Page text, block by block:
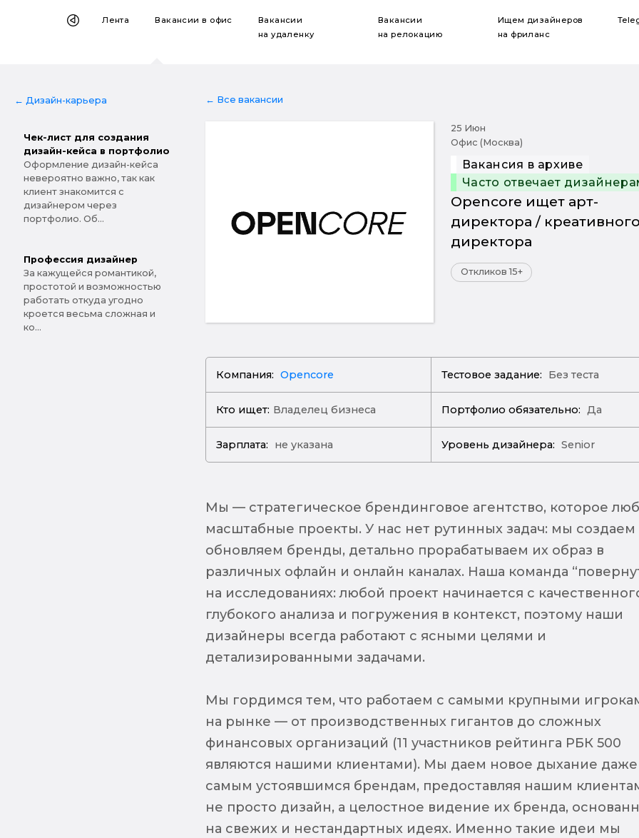
Лента Вакансиив офис
Вакансии
на удаленку
Вакансии
на релокацию
Ищем дизайнеров
на фриланс
← Дизайн-карьера
Чек-лист для создания
дизайн-кейса в портфолио
Оформление дизайн-кейса
невероятно важно, так как
клиент знакомится с
дизайнером через
портфолио. Об...
Профессия дизайнер
За кажущейся романтикой,
простотой и возможностью
работать откуда угодно
кроется весьма сложная и
ко...
← Все вакансии
25 Июн
Офис (Москва)
Вакансия в архиве
Часто отвечает
Opencore ищет арт-
директора /
директора
Откликов 15+
Компания: Opencore Тестовое задание: Без теста
Кто ищет: Владелец бизнеса Портфолио обязательно: Да
Зарплата: не указана Уровень дизайнера: Senior
Мы — стратегическое брендинговое агентство, которое
масштабные проекты. У нас нет рутинных задач: мы создаем
обновляем бренды, детально прорабатываем их образ в
различных офлайн и онлайн каналах. Наша команда
на исследованиях: любой проект начинается с
глубокого анализа и погружения в контекст, поэтому наши
дизайнеры всегда работают с ясными целями и
детализированными задачами.
Мы гордимся тем, что работаем с самыми крупными
на рынке — от производственных гигантов до сложных
финансовых организаций (11 участников рейтинга РБК 500
являются нашими клиентами). Мы даем новое дыхание даже
самым устоявшимся брендам, предоставляя нашим
не просто дизайн, а целостное видение их бренда,
на свежих и нестандартных идеях. Именно такие идеи мы